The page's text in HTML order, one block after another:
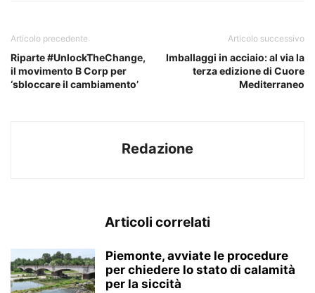
Articolo precedente
Riparte #UnlockTheChange,
il movimento B Corp per
‘sbloccare il cambiamento’
Articolo successivo
Imballaggi in acciaio: al via la
terza edizione di Cuore
Mediterraneo
Redazione
Articoli correlati
Piemonte, avviate le procedure
per chiedere lo stato di calamità
per la siccità